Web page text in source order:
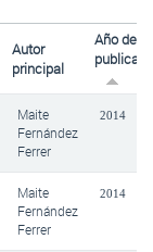
Autor
principal
Año de
Maite
Fernández
Ferrer
2014
Maite
Fernández
Ferrer
2014